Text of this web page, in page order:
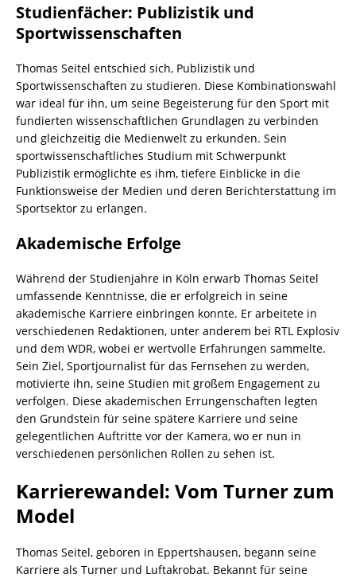
Studienfächer: Publizistik und
Sportwissenschaften
Thomas Seitel entschied sich, Publizistik und
Sportwissenschaften zu studieren. Diese Kombinationswahl
war ideal für ihn, um seine Begeisterung für den Sport mit
fundierten wissenschaftlichen Grundlagen zu verbinden
und gleichzeitig die Medienwelt zu erkunden. Sein
sportwissenschaftliches Studium mit Schwerpunkt
Publizistik ermöglichte es ihm, tiefere Einblicke in die
Funktionsweise der Medien und deren Berichterstattung im
Sportsektor zu erlangen.
Akademische Erfolge
Während der Studienjahre in Köln erwarb Thomas Seitel
umfassende Kenntnisse, die er erfolgreich in seine
akademische Karriere einbringen konnte. Er arbeitete in
verschiedenen Redaktionen, unter anderem bei RTL Explosiv
und dem WDR, wobei er wertvolle Erfahrungen sammelte.
Sein Ziel, Sportjournalist für das Fernsehen zu werden,
motivierte ihn, seine Studien mit großem Engagement zu
verfolgen. Diese akademischen Errungenschaften legten
den Grundstein für seine spätere Karriere und seine
gelegentlichen Auftritte vor der Kamera, wo er nun in
verschiedenen persönlichen Rollen zu sehen ist.
Karrierewandel: Vom Turner zum
Model
Thomas Seitel, geboren in Eppertshausen, begann seine
Karriere als Turner und Luftakrobat. Bekannt für seine